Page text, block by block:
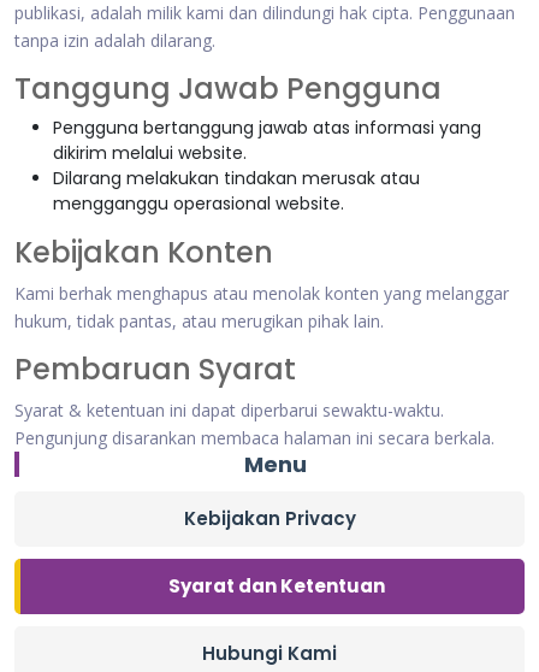
publikasi, adalah milik kami dan dilindungi hak cipta. Penggunaan
tanpa izin adalah dilarang.
Tanggung Jawab Pengguna
Pengguna bertanggung jawab atas informasi yang
dikirim melalui website.
Dilarang melakukan tindakan merusak atau
mengganggu operasional website.
Kebijakan Konten
Kami berhak menghapus atau menolak konten yang melanggar
hukum, tidak pantas, atau merugikan pihak lain.
Pembaruan Syarat
Syarat & ketentuan ini dapat diperbarui sewaktu-waktu.
Pengunjung disarankan membaca halaman ini secara berkala.
Menu
Kebijakan Privacy
Syarat dan Ketentuan
Hubungi Kami